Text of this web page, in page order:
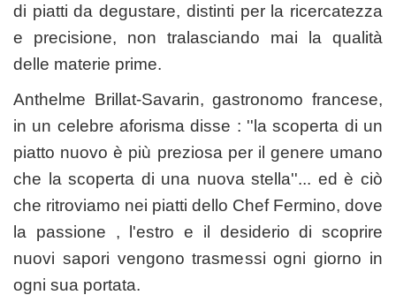
di piatti da degustare, distinti per la ricercatezza
e precisione, non tralasciando mai la qualità
delle materie prime.
Anthelme Brillat-Savarin, gastronomo francese,
in un celebre aforisma disse : ''la scoperta di un
piatto nuovo è più preziosa per il genere umano
che la scoperta di una nuova stella''... ed è ciò
che ritroviamo nei piatti dello Chef Fermino, dove
la passione , l'estro e il desiderio di scoprire
nuovi sapori vengono trasmessi ogni giorno in
ogni sua portata.